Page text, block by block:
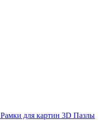
Рамки для картин 3D Пазлы